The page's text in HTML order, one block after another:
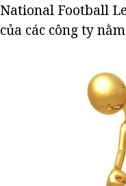
National Football
của các công ty